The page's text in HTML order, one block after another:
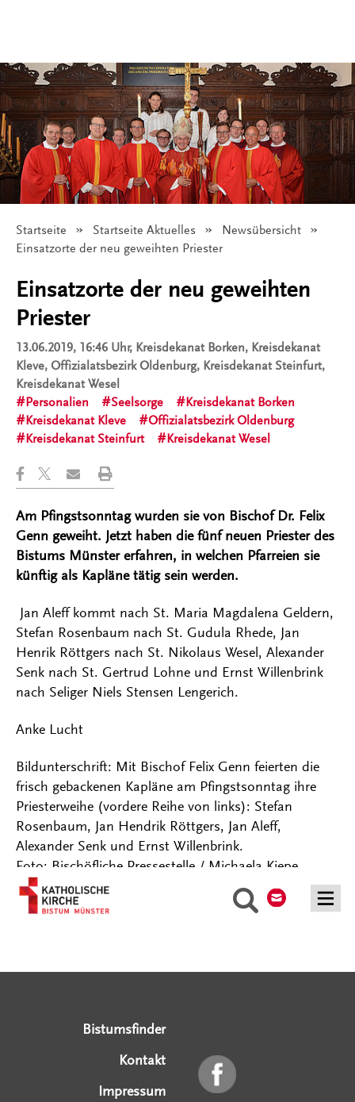
Suche
Startseite Startseite Aktuelles
Newsübersicht
Angezeigt:
Einsatzorte der neu geweihten Priester
Einsatzorte der neu geweihten
Priester
13.06.2019, 16:46 Uhr, Kreisdekanat Borken, Kreisdekanat
Kleve, Offizialatsbezirk Oldenburg, Kreisdekanat Steinfurt,
Kreisdekanat Wesel
Personalien
Seelsorge
Kreisdekanat Borken
Kreisdekanat Kleve
Offizialatsbezirk Oldenburg
Kreisdekanat Steinfurt
Kreisdekanat Wesel
Am Pfingstsonntag wurden sie von Bischof Dr. Felix
Genn geweiht. Jetzt haben die fünf neuen Priester des
Bistums Münster erfahren, in welchen Pfarreien sie
künftig als Kapläne tätig sein werden.
Jan Aleff kommt nach St. Maria Magdalena Geldern,
Stefan Rosenbaum nach St. Gudula Rhede, Jan
Henrik Röttgers nach St. Nikolaus Wesel, Alexander
Senk nach St. Gertrud Lohne und Ernst Willenbrink
nach Seliger Niels Stensen Lengerich.
Anke Lucht
Bildunterschrift: Mit Bischof Felix Genn feierten die
frisch gebackenen Kapläne am Pfingstsonntag ihre
Priesterweihe (vordere Reihe von links): Stefan
Rosenbaum, Jan Hendrik Röttgers, Jan Aleff,
Alexander Senk und Ernst Willenbrink.
Foto: Bischöfliche Pressestelle / Michaela Kiepe
Bistumsfinder
Kontakt
Impressum